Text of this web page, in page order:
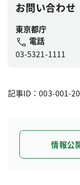
お問い合わせ
東京都庁
電話
03-5321-1111
記事ID：003-001-
情報公